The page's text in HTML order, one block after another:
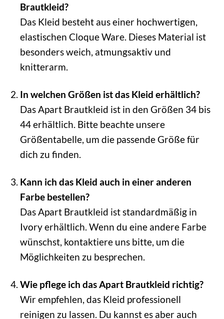
Brautkleid?
Das Kleid besteht aus einer hochwertigen,
elastischen Cloque Ware. Dieses Material ist
besonders weich, atmungsaktiv und
knitterarm.
In welchen Größen ist das Kleid erhältlich?
Das Apart Brautkleid ist in den Größen 34 bis
44 erhältlich. Bitte beachte unsere
Größentabelle, um die passende Größe für
dich zu finden.
Kann ich das Kleid auch in einer anderen
Farbe bestellen?
Das Apart Brautkleid ist standardmäßig in
Ivory erhältlich. Wenn du eine andere Farbe
wünschst, kontaktiere uns bitte, um die
Möglichkeiten zu besprechen.
Wie pflege ich das Apart Brautkleid richtig?
Wir empfehlen, das Kleid professionell
reinigen zu lassen. Du kannst es aber auch